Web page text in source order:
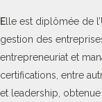
E lle est diplômée de
gestion des
entrepreneuriat et
certifications, entre
et leadership,